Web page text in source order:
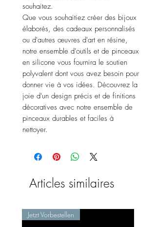
souhaitez.
Que vous souhaitiez créer des bijoux
élaborés, des cadeaux personnalisés
ou d'autres œuvres d'art en résine,
notre ensemble d'outils et de pinceaux
en silicone vous fournira le soutien
polyvalent dont vous avez besoin pour
donner vie à vos idées. Découvrez la
joie d'un design précis et de finitions
décoratives avec notre ensemble de
pinceaux durables et faciles à
nettoyer.
Articles similaires
Jetzt Vorbestellen